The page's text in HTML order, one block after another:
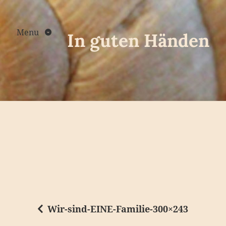
Skip
to
contentMenu In guten Händen
Wir-sind-EINE-Familie-300×243